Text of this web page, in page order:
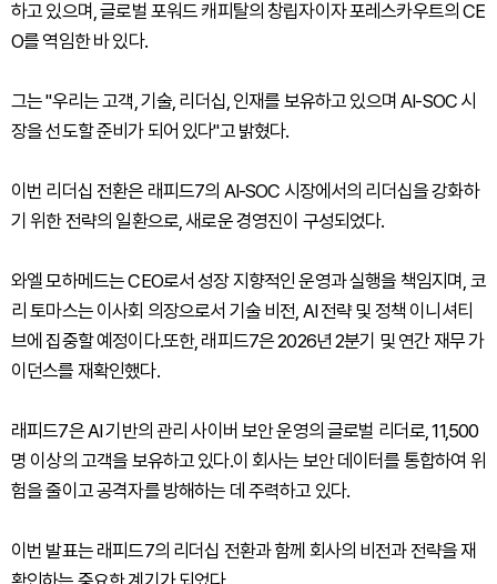
하고 있으며, 글로벌 포워드 캐피탈의 창립자이자 포레스카우트의 CE
O를 역임한 바 있다.
그는 "우리는 고객, 기술, 리더십, 인재를 보유하고 있으며 AI-SOC 시
장을 선도할 준비가 되어 있다"고 밝혔다.
이번 리더십 전환은 래피드7의 AI-SOC 시장에서의 리더십을 강화하
기 위한 전략의 일환으로, 새로운 경영진이 구성되었다.
와엘 모하메드는 CEO로서 성장 지향적인 운영과 실행을 책임지며, 코
리 토마스는 이사회 의장으로서 기술 비전, AI 전략 및 정책 이니셔티
브에 집중할 예정이다.또한, 래피드7은 2026년 2분기 및 연간 재무 가
이던스를 재확인했다.
래피드7은 AI 기반의 관리 사이버 보안 운영의 글로벌 리더로, 11,500
명 이상의 고객을 보유하고 있다.이 회사는 보안 데이터를 통합하여 위
험을 줄이고 공격자를 방해하는 데 주력하고 있다.
이번 발표는 래피드7의 리더십 전환과 함께 회사의 비전과 전략을 재